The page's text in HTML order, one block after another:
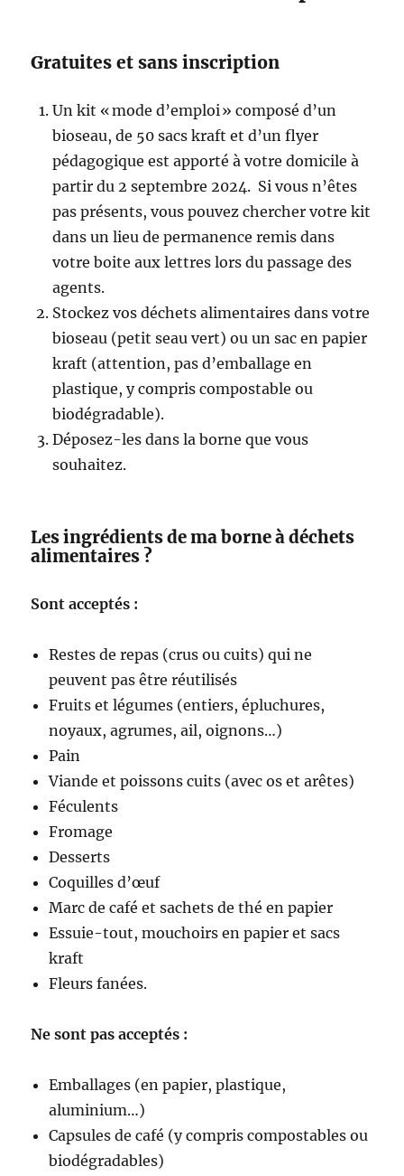
Gratuites et sans inscription
Un kit « mode d’emploi » composé d’un
bioseau, de 50 sacs kraft et d’un flyer
pédagogique est apporté à votre domicile à
partir du 2 septembre 2024. Si vous n’êtes
pas présents, vous pouvez chercher votre kit
dans un lieu de permanence remis dans
votre boite aux lettres lors du passage des
agents.
Stockez vos déchets alimentaires dans votre
bioseau (petit seau vert) ou un sac en papier
kraft (attention, pas d’emballage en
plastique, y compris compostable ou
biodégradable).
Déposez-les dans la borne que vous
souhaitez.
Les ingrédients de ma borne à déchets
alimentaires ?
Sont acceptés :
Restes de repas (crus ou cuits) qui ne
peuvent pas être réutilisés
Fruits et légumes (entiers, épluchures,
noyaux, agrumes, ail, oignons…)
Pain
Viande et poissons cuits (avec os et arêtes)
Féculents
Fromage
Desserts
Coquilles d’œuf
Marc de café et sachets de thé en papier
Essuie-tout, mouchoirs en papier et sacs
kraft
Fleurs fanées.
Ne sont pas acceptés :
Emballages (en papier, plastique,
aluminium…)
Capsules de café (y compris compostables ou
biodégradables)